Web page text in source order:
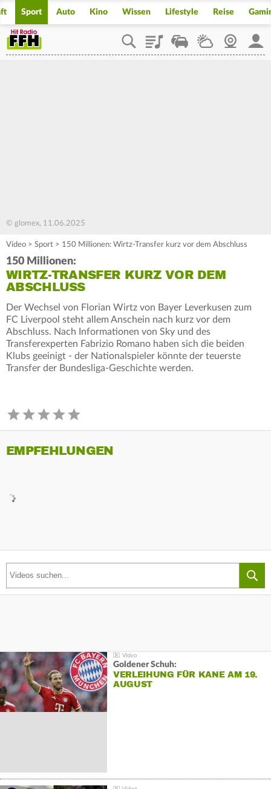
Sport Auto Kino Wissen Lifestyle Reise
PlaylistStaupilotWetterWebcam
© glomex, 11.06.2025
Video > Sport > 150 Millionen: Wirtz-Transfer kurz vor dem Abschluss
150 Millionen:
WIRTZ-TRANSFER KURZ VOR DEM
ABSCHLUSS
Der Wechsel von Florian Wirtz von Bayer Leverkusen zum
FC Liverpool steht allem Anschein nach kurz vor dem
Abschluss. Nach Informationen von Sky und des
Transferexperten Fabrizio Romano haben sich die beiden
Klubs geeinigt - der Nationalspieler könnte der teuerste
Transfer der Bundesliga-Geschichte werden.
EMPFEHLUNGEN
Goldener Schuh:
VERLEIHUNG FÜR KANE AM 19.
AUGUST